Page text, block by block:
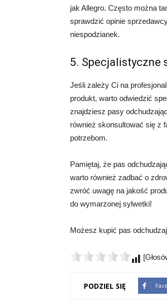
jak Allegro. Często można
sprawdzić opinie
niespodzianek.
5. Specjalistyczne
Jeśli zależy Ci na
produkt, warto odwiedzić
znajdziesz pasy
również skonsultować się z
potrzebom.
Pamiętaj, że pas
warto również zadbać o
zwróć uwagę na jakość
do wymarzonej sylwetki!
Możesz kupić pas
PODZIEL SIĘ